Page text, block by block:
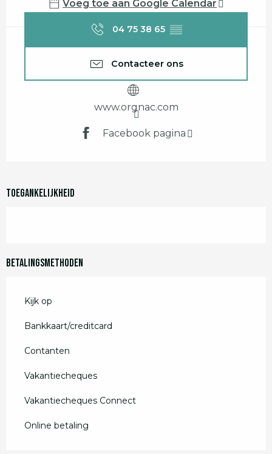
Voeg toe aan Google Calendar
04 75 38 65 ▒▒
Contacteer ons
www.orgnac.com
Facebook pagina
Toegankelijkheid
Betalingsmethoden
Kijk op
Bankkaart/creditcard
Contanten
Vakantiecheques
Vakantiecheques Connect
Online betaling